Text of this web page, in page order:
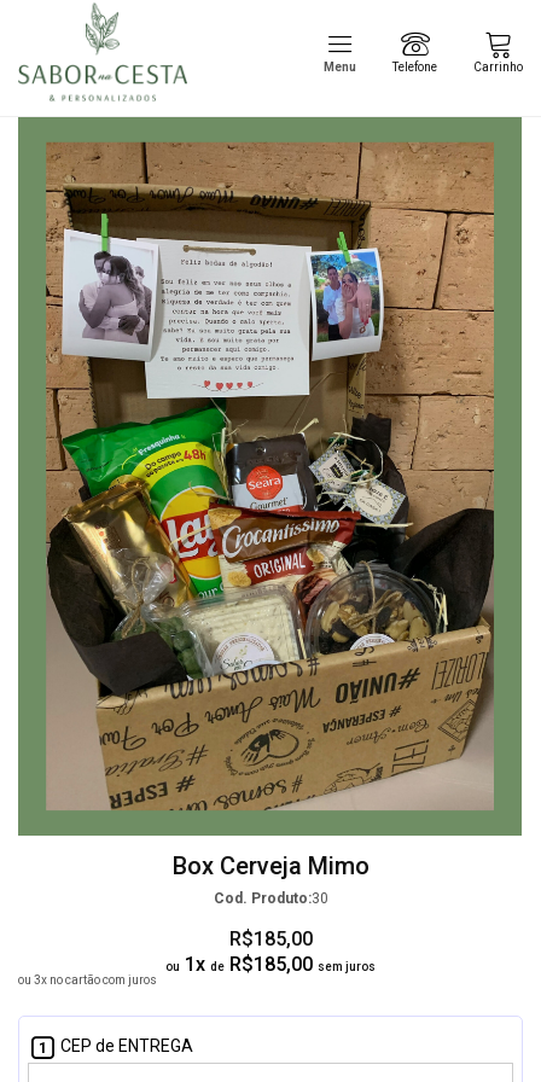
Menu Telefone Carrinho
Box Cerveja Mimo
Cod. Produto:30
R$185,00
ou 1x de R$185,00 sem juros
ou 3x no cartão com juros
1 CEP de ENTREGA